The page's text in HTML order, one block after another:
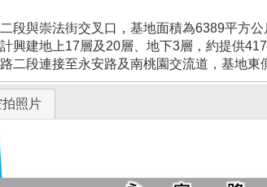
段與崇法街交叉口，基地面積為6389平方
興建地上17層及20層、地下3層，約提供417
二段連接至永安路及南桃園交流道，基地東
拍照片